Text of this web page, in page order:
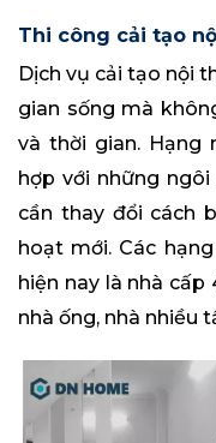
Thi công cải tạo
Dịch vụ cải tạo nội
gian sống mà
và thời gian. Hạng
hợp với những
cần thay đổi cách
hoạt mới. Các
hiện nay là nhà cấp
nhà ống, nhà nhiều